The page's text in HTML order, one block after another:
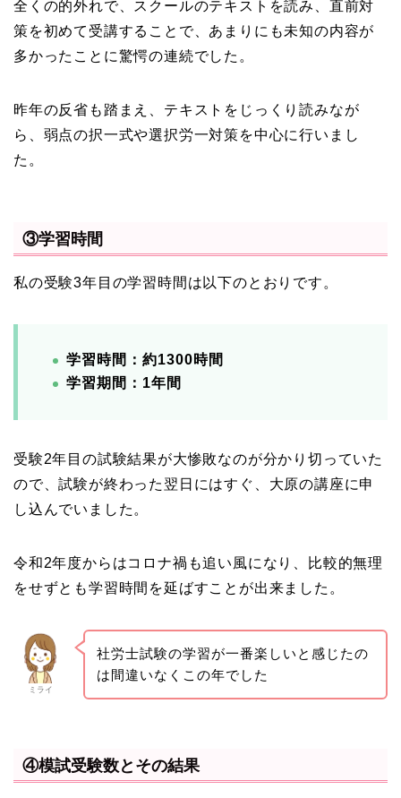
全くの的外れで、スクールのテキストを読み、直前対
策を初めて受講することで、あまりにも未知の内容が
多かったことに驚愕の連続でした。
昨年の反省も踏まえ、テキストをじっくり読みなが
ら、弱点の択一式や選択労一対策を中心に行いまし
た。
③学習時間
私の受験3年目の学習時間は以下のとおりです。
学習時間：約1300時間
学習期間：1年間
受験2年目の試験結果が大惨敗なのが分かり切っていた
ので、試験が終わった翌日にはすぐ、大原の講座に申
し込んでいました。
令和2年度からはコロナ禍も追い風になり、比較的無理
をせずとも学習時間を延ばすことが出来ました。
ミライ
社労士試験の学習が一番楽しいと感じたの
は間違いなくこの年でした
④模試受験数とその結果